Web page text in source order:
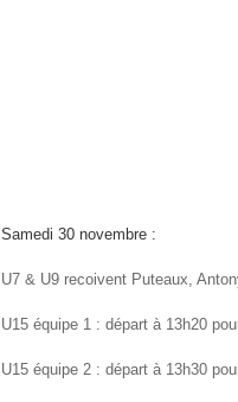
Samedi 30 novembre :
U7 & U9 recoivent Puteaux,
U15 équipe 1 : départ à 13h20
U15 équipe 2 : départ à 13h30